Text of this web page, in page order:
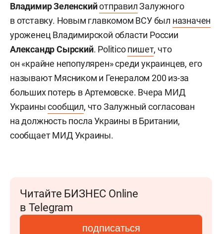
Владимир ЗеленскийотправилЗалужного
в отставку. Новым главкомом ВСУ был назначен
уроженец Владимирской области России
Александр Сырский. Politicoпишет, что
он «крайне непопулярен» среди украинцев, его
называют Мясником и Генералом 200 из-за
больших потерь в Артемовске. Вчера МИД
Украинысообщил, что Залужный согласован
на должность посла Украины в Британии,
сообщает МИД Украины.
Читайте БИЗНЕС Online
в Telegram
подписаться